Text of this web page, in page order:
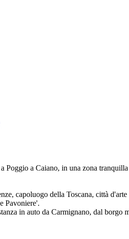
Poggio a Caiano, in una zona
capoluogo della Toscana, città
Pavoniere'.
in auto da Carmignano, dal